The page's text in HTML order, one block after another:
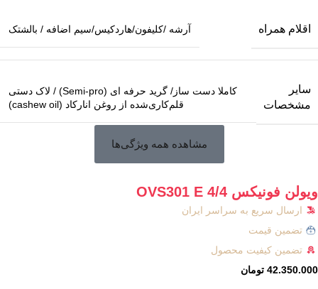
اقلام همراه آرشه /کلیفون/هاردکیس/سیم اضافه / بالشتک
سایر
مشخصات
کاملا دست ساز/ گرید حرفه ای (Semi-pro) / لاک دستی
قلم‌کاری‌شده از روغن انارکاد (cashew oil)
مشاهده همه ویژگی‌ها
ویولن فونیکس OVS301 E 4/4
ارسال سریع به سراسر ایران
تضمین قیمت
تضمین کیفیت محصول
42.350.000 تومان